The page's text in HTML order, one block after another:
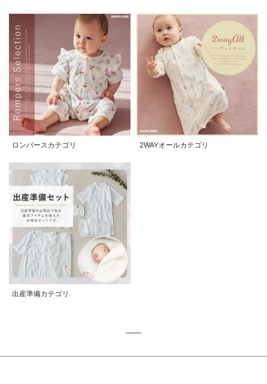
ロンパースカテゴリ 2WAYオールカテゴリ
出産準備カテゴリ